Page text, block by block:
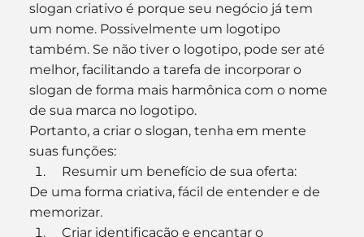
slogan criativo é porque seu negócio já tem
um nome. Possivelmente um logotipo
também. Se não tiver o logotipo, pode ser até
melhor, facilitando a tarefa de incorporar o
slogan de forma mais harmônica com o nome
de sua marca no logotipo.
Portanto, a criar o slogan, tenha em mente
suas funções:
  Resumir um benefício de sua oferta:
De uma forma criativa, fácil de entender e de
memorizar.